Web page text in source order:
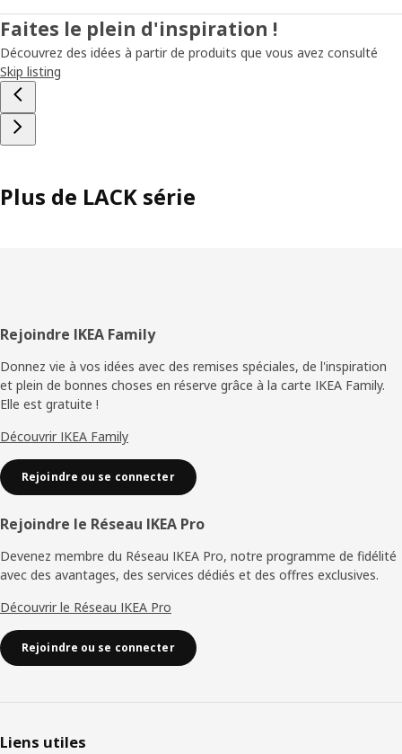
Faites le plein d'inspiration !
Découvrez des idées à partir de produits que vous avez consulté
Skip listing
Plus de LACK série
Pied
de
page
Rejoindre IKEA Family
Donnez vie à vos idées avec des remises spéciales, de l'inspiration
et plein de bonnes choses en réserve grâce à la carte IKEA Family.
Elle est gratuite !
Découvrir IKEA Family
Rejoindre ou se connecter
Rejoindre le Réseau IKEA Pro
Devenez membre du Réseau IKEA Pro, notre programme de fidélité
avec des avantages, des services dédiés et des offres exclusives.
Découvrir le Réseau IKEA Pro
Rejoindre ou se connecter
Liens utiles